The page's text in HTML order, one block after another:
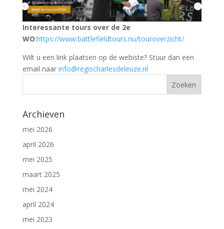
Interessante tours over de 2e
WO:https://www.battlefieldtours.nu/touroverzicht/
Wilt u een link plaatsen op de webiste? Stuur dan een
email naar info@regischarlesdeleuze.nl
Archieven
mei 2026
april 2026
mei 2025
maart 2025
mei 2024
april 2024
mei 2023